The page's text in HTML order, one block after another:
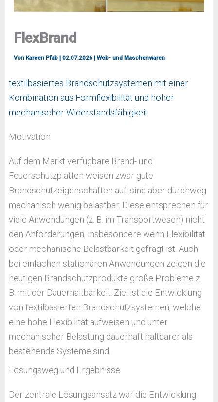
FlexBrand
VonKareen Pfab|02.07.2026|Web- und Maschenwaren
textilbasiertes Brandschutzsystemen mit einer
Kombination aus Formflexibilität und hoher
mechanischer Widerstandsfähigkeit
Motivation
Auf dem Markt verfügbare Brand- und
Feuerschutzplatten weisen zwar gute
Brandschutzeigenschaften auf, sind aber durchweg
mechanisch wenig belastbar. Diese entsprechen für
viele Anwendungen (z. B. im Transportwesen) nicht
den Anforderungen, insbesondere wenn Flexibilität
oder mechanische Belastbarkeit gefragt ist. Auch
bei einfachen stationären Anwendungen zeigen die
heutigen Brandschutzprodukte große Probleme z.
B. mit der Dauerhaltbarkeit. Ziel ist die Entwicklung
von textilbasierten Brandschutzsystemen, welche
eine hohe Flexibilität aufweisen und unter
mechanischer Belastung dauerhaft haltbarer als
bestehende Systeme sind.
Lösungsweg und Ergebnisse
Der zentrale Lösungsansatz war die Entwicklung